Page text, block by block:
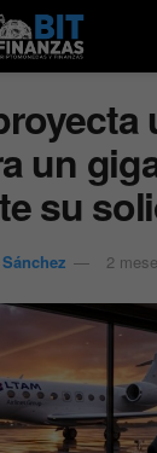
un
su
2